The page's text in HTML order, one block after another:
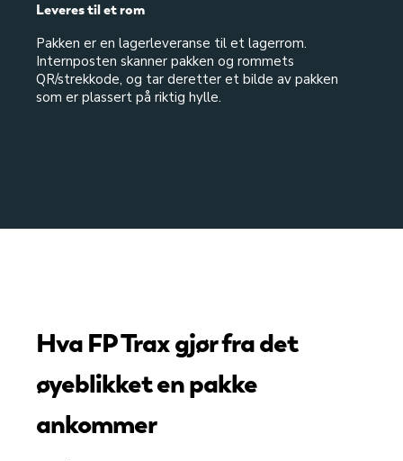
Leveres til et rom
Pakken er en lagerleveranse til et lagerrom.
Internposten skanner pakken og rommets
QR/strekkode, og tar deretter et bilde av pakken
som er plassert på riktig hylle.
Hva FP Trax gjør fra det
øyeblikket en pakke
ankommer